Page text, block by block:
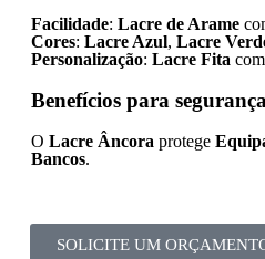
Facilidade: Lacre de Arame
Cores: Lacre Azul, Lacre
Personalização: Lacre Fita com
Benefícios para segurança
O Lacre Âncora protege
Bancos.
SOLICITE UM